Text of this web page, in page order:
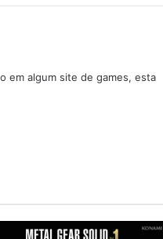
em algum site de games, esta